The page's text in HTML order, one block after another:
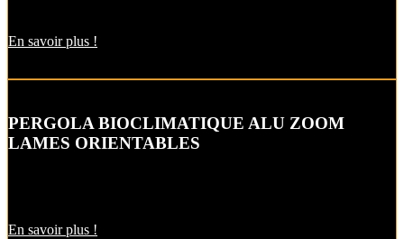
En savoir plus !
PERGOLA BIOCLIMATIQUE ALU ZOOM
LAMES ORIENTABLES
En savoir plus !